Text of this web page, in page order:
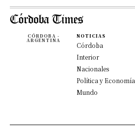
CÓRDOBA -
ARGENTINA
NOTICIAS
Córdoba
Interior
Nacionales
Política y Economía
Mundo